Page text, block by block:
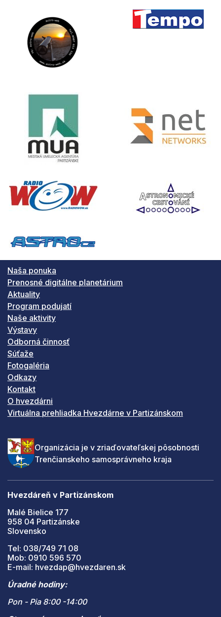
Naša ponuka
Prenosné digitálne planetárium
Aktuality
Program podujatí
Naše aktivity
Výstavy
Odborná činnosť
Súťaže
Fotogaléria
Odkazy
Kontakt
O hvezdárni
Virtuálna prehliadka Hvezdárne v Partizánskom
Organizácia je v zriaďovateľskej pôsobnosti
Trenčianskeho samosprávneho kraja
Hvezdáreň v Partizánskom
Malé Bielice 177
958 04 Partizánske
Slovensko
Tel: 038/749 71 08
Mob: 0910 596 570
E-mail: hvezdap@hvezdaren.sk
Úradné hodiny:
Pon - Pia 8:00 -14:00